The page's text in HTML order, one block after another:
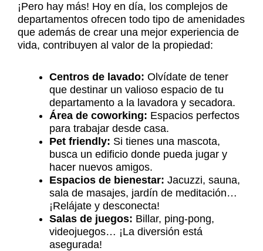
¡Pero hay más! Hoy en día, los complejos de
departamentos ofrecen todo tipo de amenidades
que además de crear una mejor experiencia de
vida, contribuyen al valor de la propiedad:
Centros de lavado: Olvídate de tener
que destinar un valioso espacio de tu
departamento a la lavadora y secadora.
Área de coworking: Espacios perfectos
para trabajar desde casa.
Pet friendly: Si tienes una mascota,
busca un edificio donde pueda jugar y
hacer nuevos amigos.
Espacios de bienestar: Jacuzzi, sauna,
sala de masajes, jardín de meditación…
¡Relájate y desconecta!
Salas de juegos: Billar, ping-pong,
videojuegos… ¡La diversión está
asegurada!